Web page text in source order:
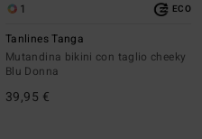
1 ECO
Tanlines Tanga
Mutandina bikini con taglio cheeky
Blu Donna
39,95 €